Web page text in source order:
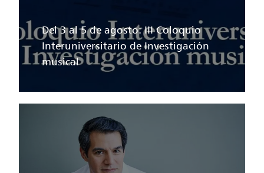
Del 3 al 5 de agosto: III Coloquio
Interuniversitario de Investigación
musical